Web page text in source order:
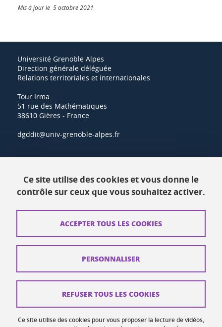
Mis à jour le 5 octobre 2021
Université Grenoble Alpes
Direction générale déléguée
Relations territoriales et internationales
Tour Irma
51 rue des Mathématiques
38610 Gières - France
dgddit@univ-grenoble-alpes.fr
Ressources
Contacts
Plans d'accès
Mentions légales
Plan du site web
Ce site utilise des cookies et vous donne le
contrôle sur ceux que vous souhaitez activer.
Ce site utilise des cookies pour vous proposer la lecture de vidéos,
ACCEPTER TOUS LES COOKIES
REFUSER TOUS LES COOKIES
PERSONNALISER